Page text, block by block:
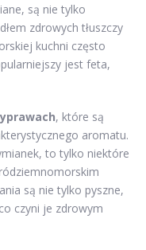
są nie tylko
zdrowych tłuszczy
kuchni często
jest feta,
, które są
aromatu.
to tylko niektóre
są nie tylko pyszne,
czyni je zdrowym